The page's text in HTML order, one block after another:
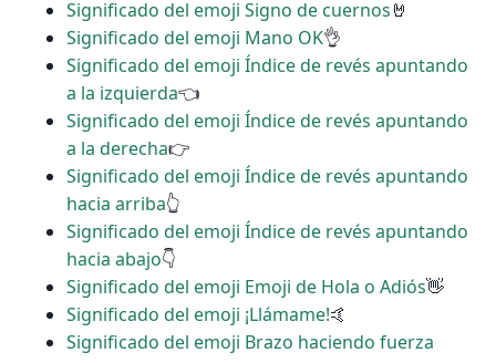
Significado del emoji Signo de cuernos🤘
Significado del emoji Mano OK👌
Significado del emoji Índice de revés apuntando
a la izquierda👈
Significado del emoji Índice de revés apuntando
a la derecha👉
Significado del emoji Índice de revés apuntando
hacia arriba👆
Significado del emoji Índice de revés apuntando
hacia abajo👇
Significado del emoji Emoji de Hola o Adiós👋
Significado del emoji ¡Llámame!🤙
Significado del emoji Brazo haciendo fuerza